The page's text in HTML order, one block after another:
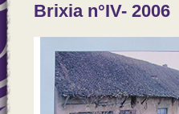
Brixia n°IV- 2006